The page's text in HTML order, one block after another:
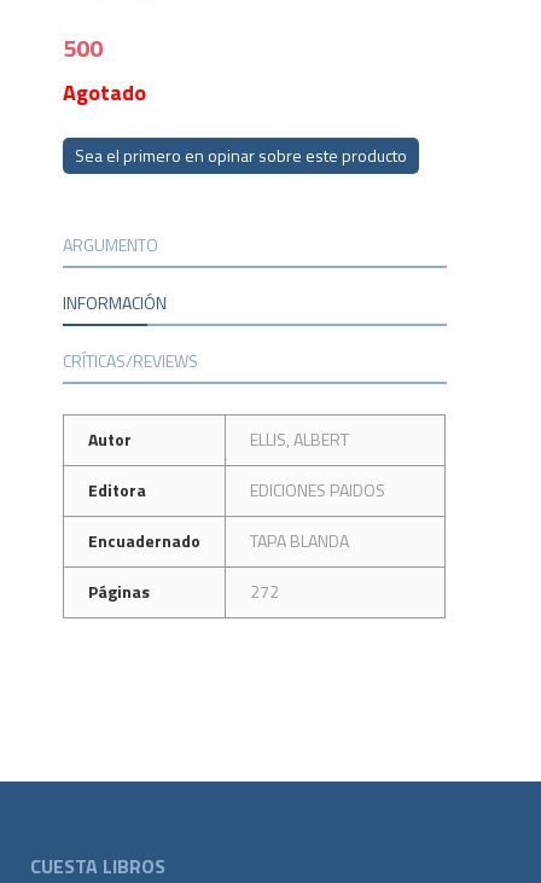
500
Agotado
Sea el primero en opinar sobre este producto
ARGUMENTO
INFORMACIÓN
CRÍTICAS/REVIEWS
Autor
ELLIS, ALBERT
Editora
EDICIONES PAIDOS
Encuadernado
TAPA BLANDA
Páginas
272
CUESTA LIBROS